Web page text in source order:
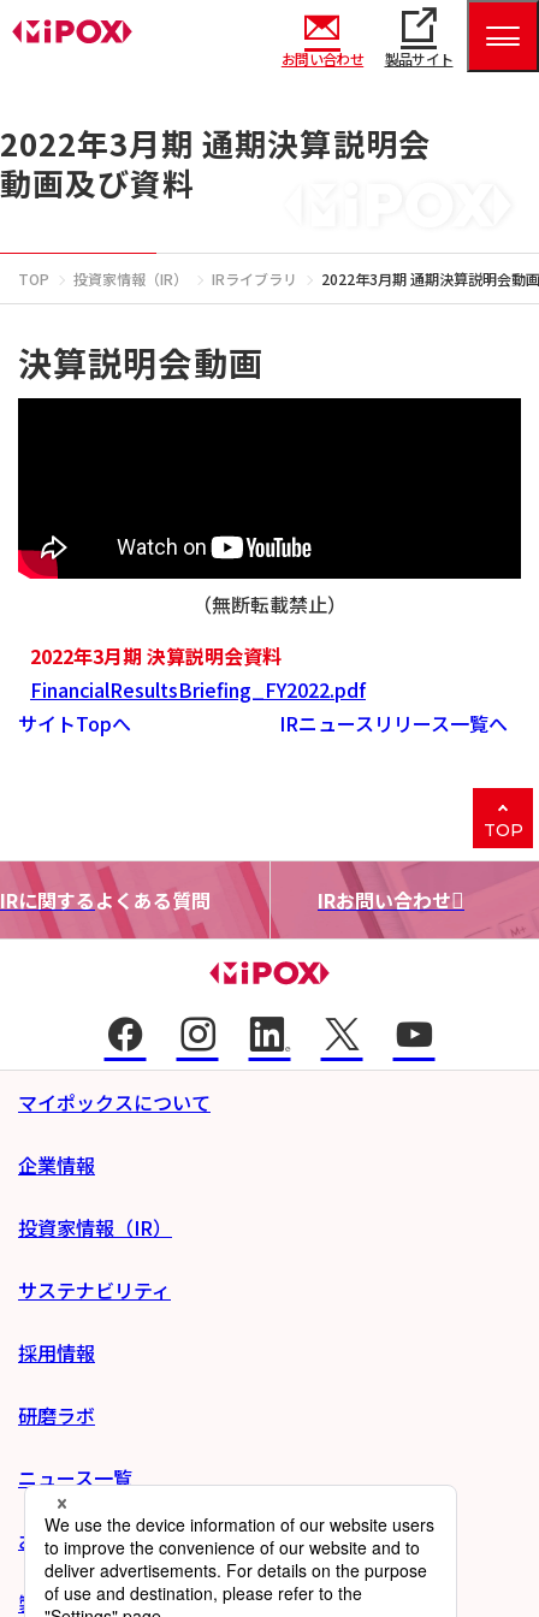
お問い合わせ 製品サイト
2022年3月期 通期決算説明会
動画及び資料
TOP 投資家情報（IR） IRライブラリ 2022年3月期 通期決算説明会動
決算説明会動画
（無断転載禁止）
2022年3月期 決算説明会資料
FinancialResultsBriefing_FY2022.pdf
サイトTopへ
IRニュースリリース一覧へ
TOP
IRに関するよくある質問 IRお問い合わせ
マイポックスについて
企業情報
投資家情報（IR）
サステナビリティ
採用情報
研磨ラボ
ニュース一覧
お問い合わせ
製品サイトへ